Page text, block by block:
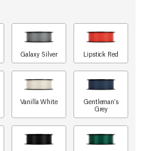
Galaxy Silver Lipstick Red
Vanilla White
Gentleman's
Grey